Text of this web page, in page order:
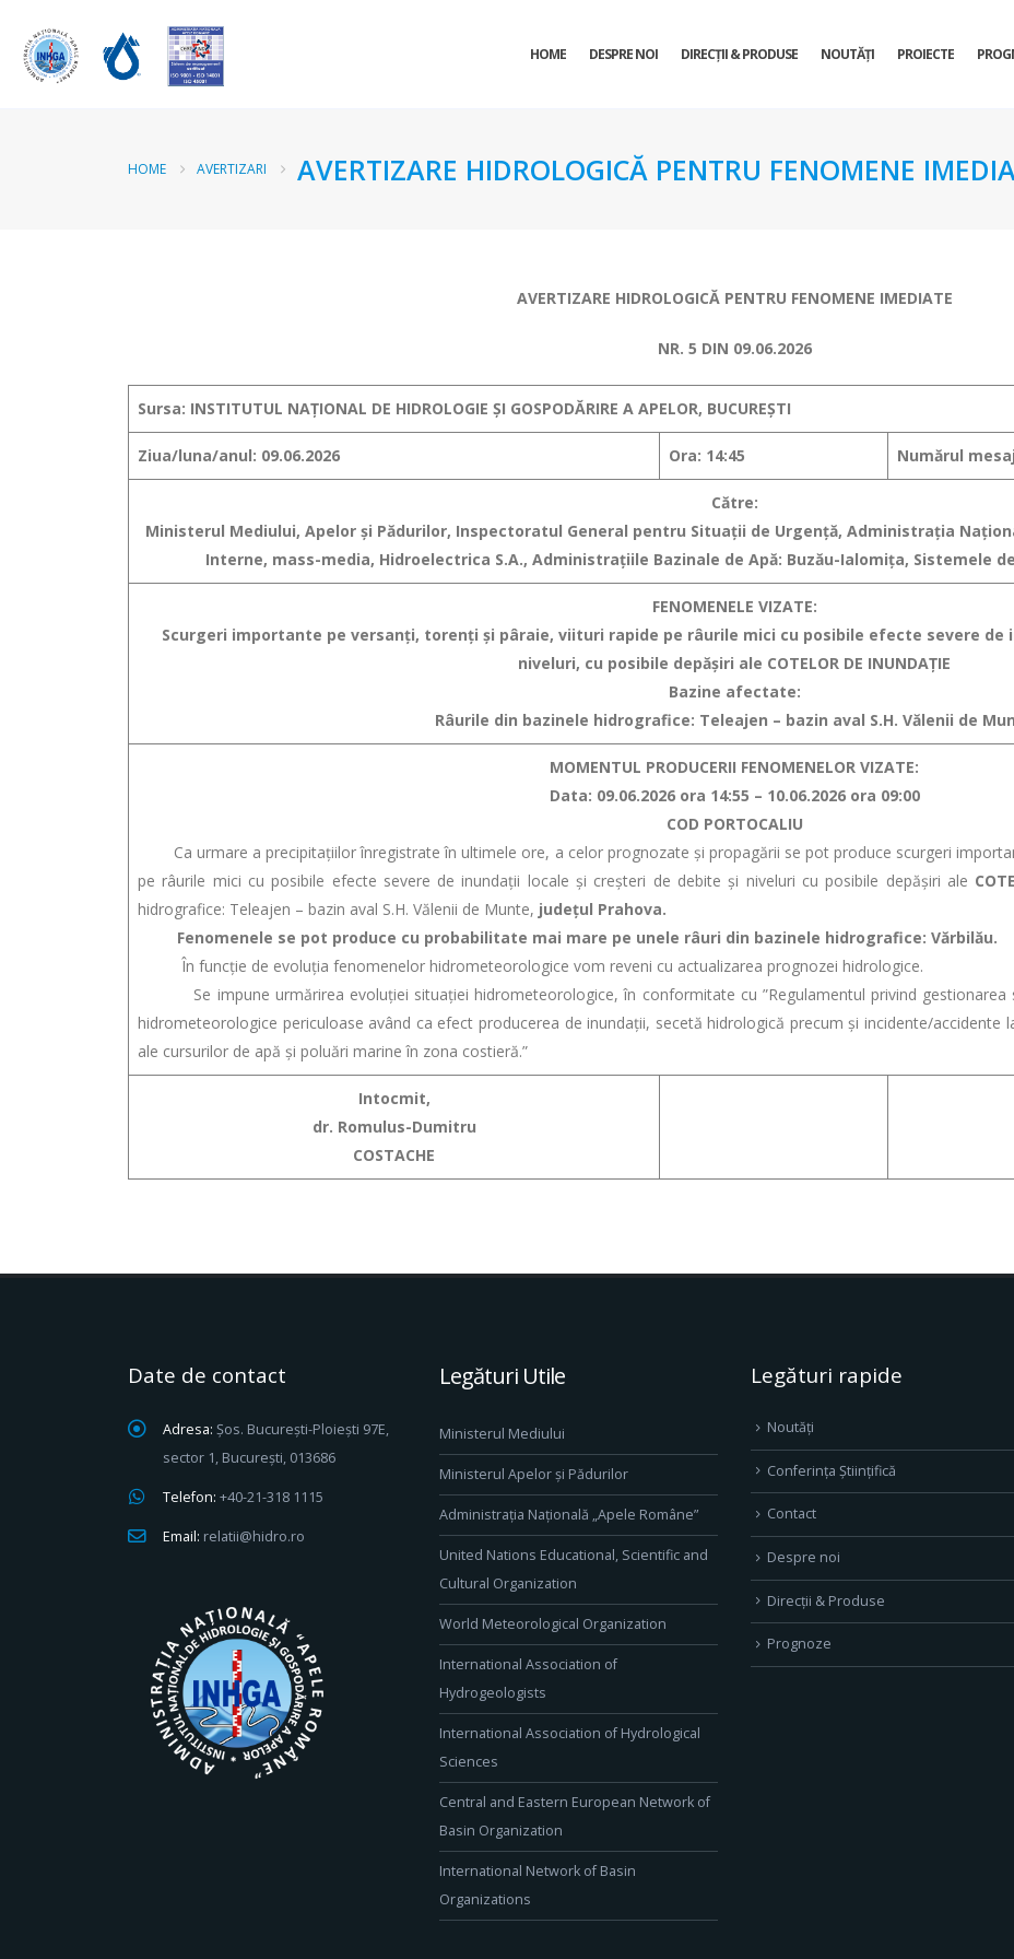
HOME DESPRE NOI DIRECŢII & PRODUSE NOUTĂȚI PROIECTE
HOME AVERTIZARI AVERTIZARE HIDROLOGICĂ PENTRU FENOMENE
AVERTIZARE HIDROLOGICĂ PENTRU FENOMENE IMEDIATE
NR. 5 DIN 09.06.2026
Sursa: INSTITUTUL NAȚIONAL DE HIDROLOGIE ȘI GOSPODĂRIRE A APELOR, BUCUREȘTI
Ziua/luna/anul: 09.06.2026 Ora: 14:45 Numărul
Către:
Ministerul Mediului, Apelor şi Pădurilor, Inspectoratul General pentru Situaţii de Urgenţă, Administraţia
Interne, mass-media, Hidroelectrica S.A., Administraţiile Bazinale de Apă: Buzău-Ialomița, Sistemele
FENOMENELE VIZATE:
Scurgeri importante pe versanţi, torenţi şi pâraie, viituri rapide pe râurile mici cu posibile efecte severe de
niveluri, cu posibile depăşiri ale COTELOR DE INUNDAȚIE
Bazine afectate:
Râurile din bazinele hidrografice: Teleajen – bazin aval S.H. Vălenii de
MOMENTUL PRODUCERII FENOMENELOR VIZATE:
Data: 09.06.2026 ora 14:55 – 10.06.2026 ora 09:00
COD PORTOCALIU
Ca urmare a precipitațiilor înregistrate în ultimele ore, a celor prognozate și propagării se pot produce scurgeri
pe râurile mici cu posibile efecte severe de inundaţii locale şi creşteri de debite şi niveluri cu posibile depășiri ale
hidrografice: Teleajen – bazin aval S.H. Vălenii de Munte, județul Prahova.
Fenomenele se pot produce cu probabilitate mai mare pe unele râuri din bazinele hidrografice: Vărbilău.
În funcţie de evoluţia fenomenelor hidrometeorologice vom reveni cu actualizarea prognozei hidrologice.
Se impune urmărirea evoluţiei situaţiei hidrometeorologice, în conformitate cu ”Regulamentul privind gestionarea
hidrometeorologice periculoase având ca efect producerea de inundaţii, secetă hidrologică precum şi incidente/accidente
ale cursurilor de apă şi poluări marine în zona costieră.”
Intocmit,
dr. Romulus-Dumitru
COSTACHE
Date de contact
Adresa: Șos. București-Ploiești 97E,
sector 1, București, 013686
Telefon: +40-21-318 1115
Email: relatii@hidro.ro
Legături Utile
Ministerul Mediului
Ministerul Apelor și Pădurilor
Administrația Națională „Apele Române”
United Nations Educational, Scientific and
Cultural Organization
World Meteorological Organization
International Association of
Hydrogeologists
International Association of Hydrological
Sciences
Central and Eastern European Network of
Basin Organization
International Network of Basin
Organizations
Legături rapide
Noutăți
Conferința Științifică
Contact
Despre noi
Direcţii & Produse
Prognoze